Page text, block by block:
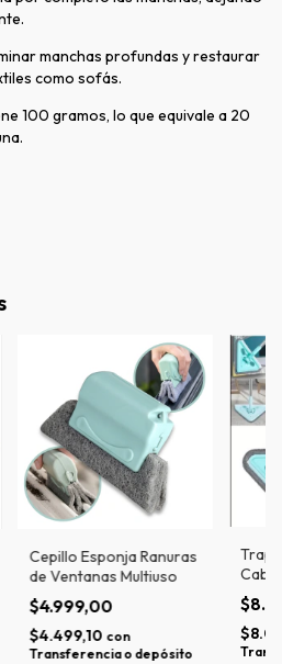
manchas profundas y restaurar
como sofás.
100 gramos, lo que equivale a 20
Cepillo Esponja Ranuras
de Ventanas Multiuso
$4.999,00
$4.499,10 con
Transferencia o depósito